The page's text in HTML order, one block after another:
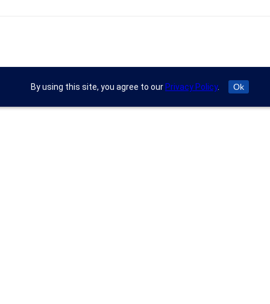
By using this site, you agree to ourPrivacy Policy. Ok